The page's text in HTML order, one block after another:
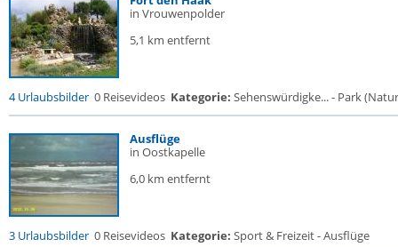
in Vrouwenpolder
5,1 km entfernt
4 Urlaubsbilder 0 Reisevideos Kategorie: Sehenswürdigke... - Park
Ausflüge
in Oostkapelle
6,0 km entfernt
3 Urlaubsbilder 0 Reisevideos Kategorie: Sport & Freizeit - Ausflüge